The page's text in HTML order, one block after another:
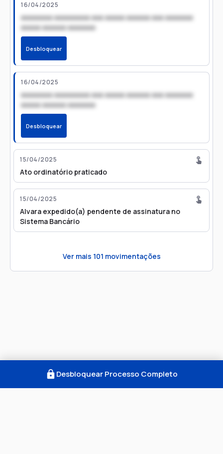
16/04/2025
xxxxxxxx xxxxxxxxx xxx xxxxx xxxxxx xxx xxxxxxx
xxxxx xxxxxx xxxxxxx
Desbloquear
16/04/2025
xxxxxxxx xxxxxxxxx xxx xxxxx xxxxxx xxx xxxxxxx
xxxxx xxxxxx xxxxxxx
Desbloquear
15/04/2025
Ato ordinatório praticado
15/04/2025
Alvara expedido(a) pendente de assinatura no
Sistema Bancário
Ver mais 101 movimentações
Desbloquear Processo Completo